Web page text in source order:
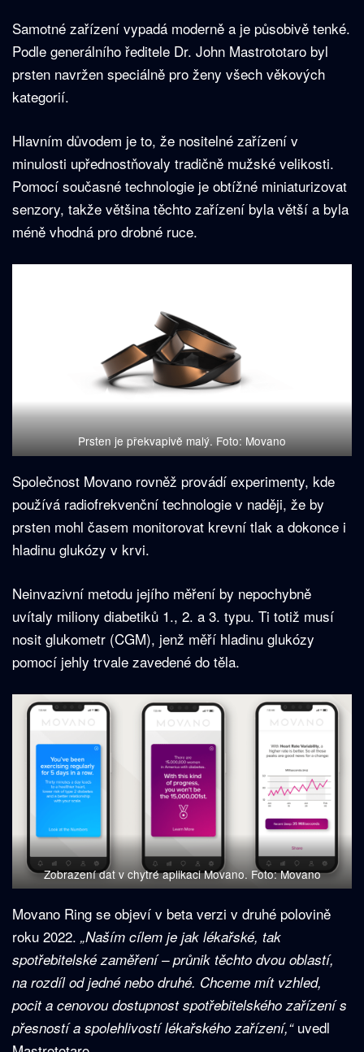
Samotné zařízení vypadá moderně a je působivě tenké.
Podle generálního ředitele Dr. John Mastrototaro byl
prsten navržen speciálně pro ženy všech věkových
kategorií.
Hlavním důvodem je to, že nositelné zařízení v
minulosti upřednostňovaly tradičně mužské velikosti.
Pomocí současné technologie je obtížné miniaturizovat
senzory, takže většina těchto zařízení byla větší a byla
méně vhodná pro drobné ruce.
Prsten je překvapivě malý. Foto: Movano
Společnost Movano rovněž provádí experimenty, kde
používá radiofrekvenční technologie v naději, že by
prsten mohl časem monitorovat krevní tlak a dokonce i
hladinu glukózy v krvi.
Neinvazivní metodu jejího měření by nepochybně
uvítaly miliony diabetiků 1., 2. a 3. typu. Ti totiž musí
nosit glukometr (CGM), jenž měří hladinu glukózy
pomocí jehly trvale zavedené do těla.
Zobrazení dat v chytré aplikaci Movano. Foto: Movano
Movano Ring se objeví v beta verzi v druhé polovině
roku 2022. „Naším cílem je jak lékařské, tak
spotřebitelské zaměření – průnik těchto dvou oblastí,
na rozdíl od jedné nebo druhé. Chceme mít vzhled,
pocit a cenovou dostupnost spotřebitelského zařízení s
přesností a spolehlivostí lékařského zařízení,“uvedl